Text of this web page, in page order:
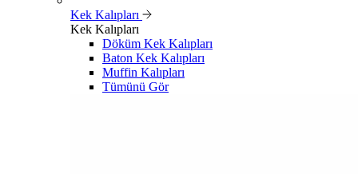
Kek Kalıpları
Kek Kalıpları
Döküm Kek Kalıpları
Baton Kek Kalıpları
Muffin Kalıpları
Tümünü Gör